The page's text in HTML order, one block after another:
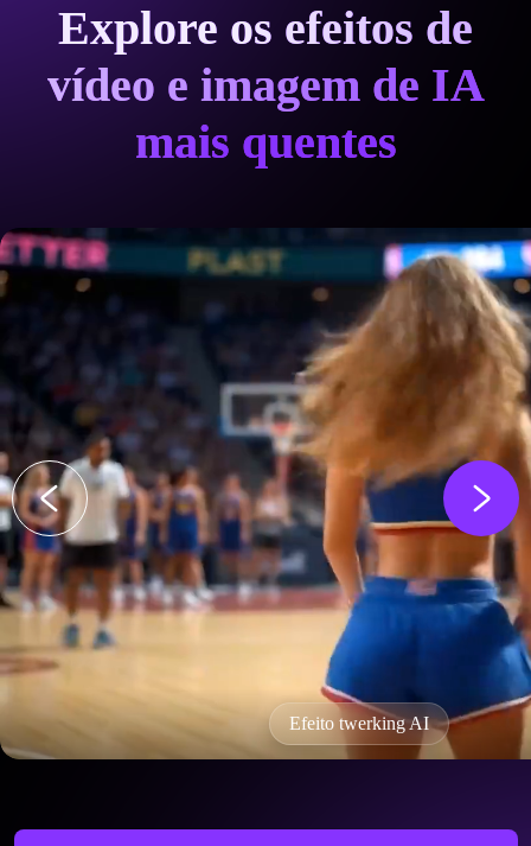
Explore os efeitos de
vídeo e imagem de IA
mais quentes
Efeito twerking AI